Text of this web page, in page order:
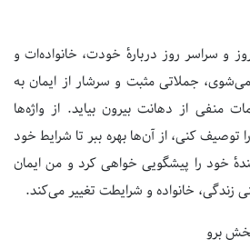
و سراسر روز دربارهٔ خودت، خانواده‌ات و
جملاتی مثبت و سرشار از ایمان به
منفی از دهانت بیرون بیاید. از واژه‌ها
توصیف کنی، از آن‌ها بهره ببر تا شرایط خود
خود را پیشگویی خواهی کرد و من ایمان
زندگی، خانواده و شرایطت تغییر می‌کند.
برو